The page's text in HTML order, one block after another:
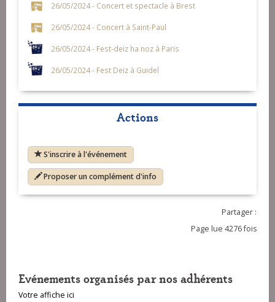
26/05/2024 - Concert et spectacle à Brest
26/05/2024 - Concert à Saint-Paul
26/05/2024 - Fest-deiz ha noz à Paris
26/05/2024 - Fest Deiz à Guidel
Actions
S'inscrire à l'événement
Proposer un complément d'info
Partager :
Page lue 4276 fois
Evénements organisés par nos adhérents
Votre affiche ici